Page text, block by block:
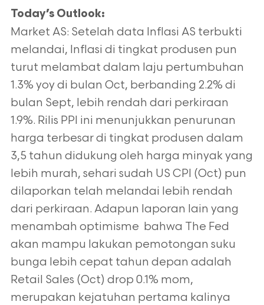
Today’s Outlook:
Market AS: Setelah data Inflasi AS terbukti
melandai, Inflasi di tingkat produsen pun
turut melambat dalam laju pertumbuhan
1.3% yoy di bulan Oct, berbanding 2.2% di
bulan Sept, lebih rendah dari perkiraan
1.9%. Rilis PPI ini menunjukkan penurunan
harga terbesar di tingkat produsen dalam
3,5 tahun didukung oleh harga minyak yang
lebih murah, sehari sudah US CPI (Oct) pun
dilaporkan telah melandai lebih rendah
dari perkiraan. Adapun laporan lain yang
menambah optimisme bahwa The Fed
akan mampu lakukan pemotongan suku
bunga lebih cepat tahun depan adalah
Retail Sales (Oct) drop 0.1% mom,
merupakan kejatuhan pertama kalinya